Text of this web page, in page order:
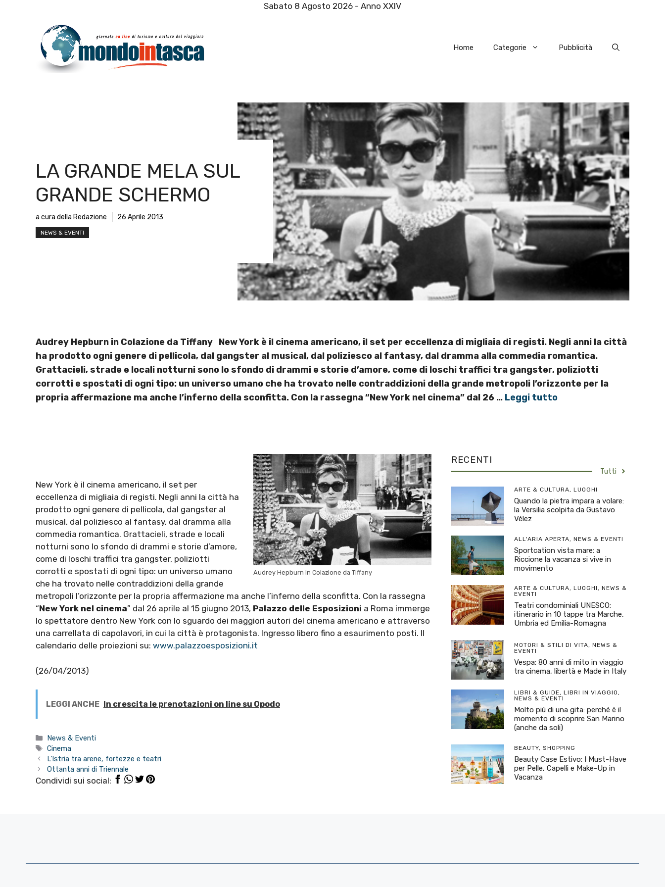
Sabato 8 Agosto 2026 - Anno XXIV
Home Categorie Pubblicità
LA GRANDE MELA SUL
GRANDE SCHERMO
a cura della Redazione 26 Aprile 2013
NEWS & EVENTI
Audrey Hepburn in Colazione da Tiffany New York è il cinema americano, il set per eccellenza di migliaia di registi. Negli anni la città
ha prodotto ogni genere di pellicola, dal gangster al musical, dal poliziesco al fantasy, dal dramma alla commedia romantica.
Grattacieli, strade e locali notturni sono lo sfondo di drammi e storie d’amore, come di loschi traffici tra gangster, poliziotti
corrotti e spostati di ogni tipo: un universo umano che ha trovato nelle contraddizioni della grande metropoli l’orizzonte per la
propria affermazione ma anche l’inferno della sconfitta. Con la rassegna “New York nel cinema” dal 26 … Leggi tutto
Audrey Hepburn in Colazione da Tiffany
New York è il cinema americano, il set per
eccellenza di migliaia di registi. Negli anni la città ha
prodotto ogni genere di pellicola, dal gangster al
musical, dal poliziesco al fantasy, dal dramma alla
commedia romantica. Grattacieli, strade e locali
notturni sono lo sfondo di drammi e storie d’amore,
come di loschi traffici tra gangster, poliziotti
corrotti e spostati di ogni tipo: un universo umano
che ha trovato nelle contraddizioni della grande
metropoli l’orizzonte per la propria affermazione ma anche l’inferno della sconfitta. Con la rassegna
“New York nel cinema” dal 26 aprile al 15 giugno 2013, Palazzo delle Esposizioni a Roma immerge
lo spettatore dentro New York con lo sguardo dei maggiori autori del cinema americano e attraverso
una carrellata di capolavori, in cui la città è protagonista. Ingresso libero fino a esaurimento posti. Il
calendario delle proiezioni su: www.palazzoesposizioni.it
(26/04/2013)
LEGGI ANCHE In crescita le prenotazioni on line su Opodo
Categorie
News & Eventi
Tag
Cinema
L’Istria tra arene, fortezze e teatri
Ottanta anni di Triennale
Condividi sui social:
RECENTI
Tutti
ARTE & CULTURA, LUOGHI
Quando la pietra impara a volare:
la Versilia scolpita da Gustavo
Vélez
ALL'ARIA APERTA, NEWS & EVENTI
Sportcation vista mare: a
Riccione la vacanza si vive in
movimento
ARTE & CULTURA, LUOGHI, NEWS &
EVENTI
Teatri condominiali UNESCO:
itinerario in 10 tappe tra Marche,
Umbria ed Emilia-Romagna
MOTORI & STILI DI VITA, NEWS &
EVENTI
Vespa: 80 anni di mito in viaggio
tra cinema, libertà e Made in Italy
LIBRI & GUIDE, LIBRI IN VIAGGIO,
NEWS & EVENTI
Molto più di una gita: perché è il
momento di scoprire San Marino
(anche da soli)
BEAUTY, SHOPPING
Beauty Case Estivo: I Must-Have
per Pelle, Capelli e Make-Up in
Vacanza